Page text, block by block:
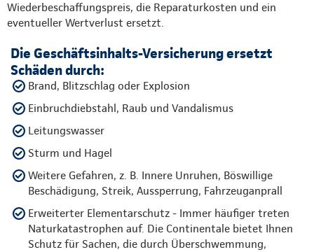
Wiederbeschaffungspreis, die Reparaturkosten und ein
eventueller Wertverlust ersetzt.
Die Geschäftsinhalts-Versicherung ersetzt
Schäden durch:
Brand, Blitzschlag oder Explosion
Einbruchdiebstahl, Raub und Vandalismus
Leitungswasser
Sturm und Hagel
Weitere Gefahren, z. B. Innere Unruhen, Böswillige
Beschädigung, Streik, Aussperrung, Fahrzeuganprall
Erweiterter Elementarschutz - Immer häufiger treten
Naturkatastrophen auf. Die Continentale bietet Ihnen
Schutz für Sachen, die durch Überschwemmung,